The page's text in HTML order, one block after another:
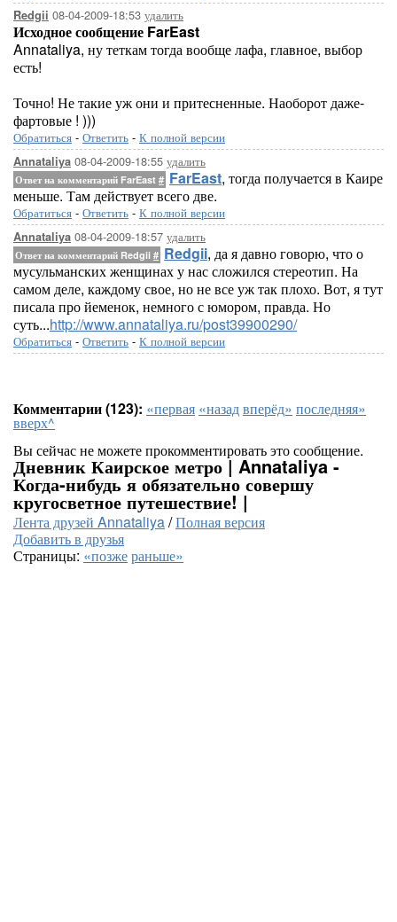
Redgii 08-04-2009-18:53 удалить
Исходное сообщение FarEast
Annataliya, ну теткам тогда вообще лафа, главное, выбор
есть!
Точно! Не такие уж они и притесненные. Наоборот даже-
фартовые ! )))
Обратиться - Ответить - К полной версии
Annataliya 08-04-2009-18:55 удалить
Ответ на комментарий FarEast # FarEast, тогда получается в Каире
меньше. Там действует всего две.
Обратиться - Ответить - К полной версии
Annataliya 08-04-2009-18:57 удалить
Ответ на комментарий Redgii # Redgii, да я давно говорю, что о
мусульманских женщинах у нас сложился стереотип. На
самом деле, каждому свое, но не все уж так плохо. Вот, я тут
писала про йеменок, немного с юмором, правда. Но
суть...http://www.annataliya.ru/post39900290/
Обратиться - Ответить - К полной версии
Комментарии (123): «первая «назадвперёд» последняя»
вверх^
Вы сейчас не можете прокомментировать это сообщение.
Дневник Каирское метро | Annataliya -
Когда-нибудь я обязательно совершу
кругосветное путешествие! |
Лента друзей Annataliya/Полная версия
Добавить в друзья
Страницы: «позжераньше»